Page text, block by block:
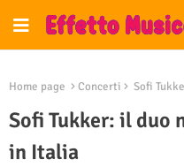
Home page Concerti Sofi
Sofi Tukker: il duo
in Italia